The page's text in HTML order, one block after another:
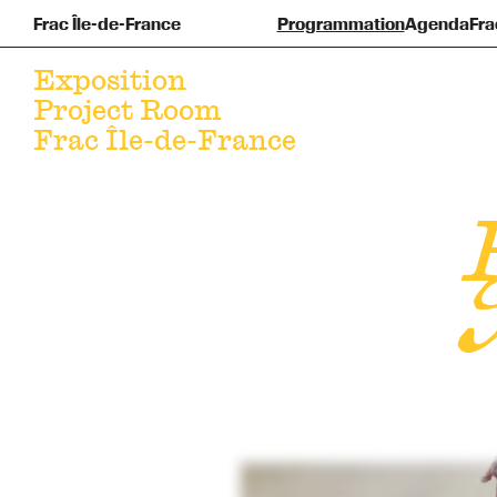
Frac Île-de-France
ProgrammationAgenda
Exposition
Project Room
Frac Île-de-France